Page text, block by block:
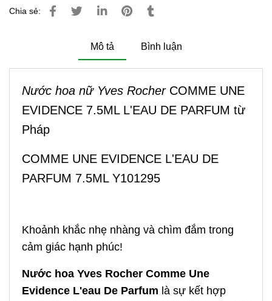
Chia sẻ:
Mô tả Bình luận
Nước hoa nữ Yves Rocher COMME UNE
EVIDENCE 7.5ML L'EAU DE PARFUM từ
Pháp
COMME UNE EVIDENCE L'EAU DE
PARFUM 7.5ML Y101295
Khoảnh khắc nhẹ nhàng và chìm đắm trong
cảm giác hạnh phúc!
Nước hoa Yves Rocher Comme Une
Evidence L'eau De Parfum là sự kết hợp